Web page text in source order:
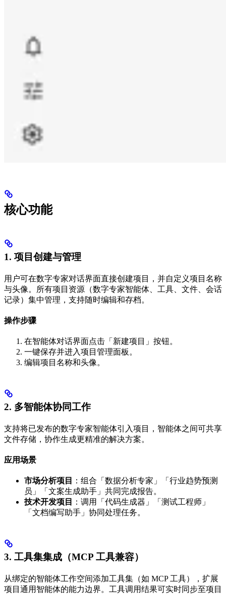
核心功能
1. 项目创建与管理
用户可在数字专家对话界面直接创建项目，并自定义项目名称
与头像。所有项目资源（数字专家智能体、工具、文件、会话
记录）集中管理，支持随时编辑和存档。
操作步骤
在智能体对话界面点击「新建项目」按钮。
一键保存并进入项目管理面板。
编辑项目名称和头像。
2. 多智能体协同工作
支持将已发布的数字专家智能体引入项目，智能体之间可共享
文件存储，协作生成更精准的解决方案。
应用场景
市场分析项目
：组合「数据分析专家」「行业趋势预测
员」「文案生成助手」共同完成报告。
技术开发项目
：调用「代码生成器」「测试工程师」
「文档编写助手」协同处理任务。
3. 工具集集成（MCP 工具兼容）
从绑定的智能体工作空间添加工具集（如 MCP 工具），扩展
项目通用智能体的能力边界。工具调用结果可实时同步至项目